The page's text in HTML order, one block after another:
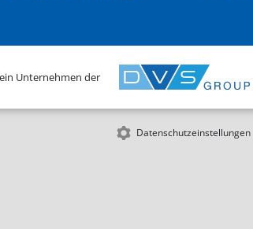
Unternehmen der
Datenschutzeinstellungen